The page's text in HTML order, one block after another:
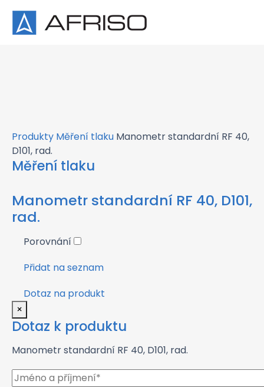
×
Produkty Měření tlaku Manometr standardní RF 40,
D101, rad.
Měření tlaku
Manometr standardní RF 40, D101,
rad.
Porovnání
Přidat na seznam
Dotaz na produkt
×
Dotaz k produktu
Manometr standardní RF 40, D101, rad.